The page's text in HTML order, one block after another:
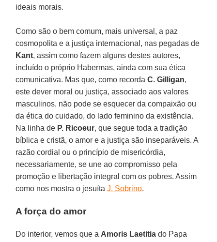
ideais morais.
Como são o bem comum, mais universal, a paz
cosmopolita e a justiça internacional, nas pegadas de
Kant, assim como fazem alguns destes autores,
incluído o próprio Habermas, ainda com sua ética
comunicativa. Mas que, como recordaC. Gilligan,
este dever moral ou justiça, associado aos valores
masculinos, não pode se esquecer da compaixão ou
da ética do cuidado, do lado feminino da existência.
Na linha de P. Ricoeur, que segue toda a tradição
bíblica e cristã, o amor e a justiça são inseparáveis. A
razão cordial ou o princípio de misericórdia,
necessariamente, se une ao compromisso pela
promoção e libertação integral com os pobres. Assim
como nos mostra o jesuítaJ. Sobrino.
A força do amor
Do interior, vemos que a Amoris Laetitia do Papa